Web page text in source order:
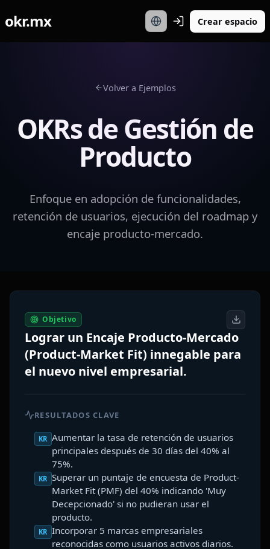
okr.mx Crear espacio
Volver a Ejemplos
OKRs de Gestión de
Producto
Enfoque en adopción de funcionalidades,
retención de usuarios, ejecución del roadmap y
encaje producto-mercado.
Objetivo
Lograr un Encaje Producto-Mercado
(Product-Market Fit) innegable para
el nuevo nivel empresarial.
RESULTADOS CLAVE
KR Aumentar la tasa de retención de usuarios
principales después de 30 días del 40% al
75%.
KR Superar un puntaje de encuesta de Product-
Market Fit (PMF) del 40% indicando 'Muy
Decepcionado' si no pudieran usar el
producto.
KR Incorporar 5 marcas empresariales
reconocidas como usuarios activos diarios.